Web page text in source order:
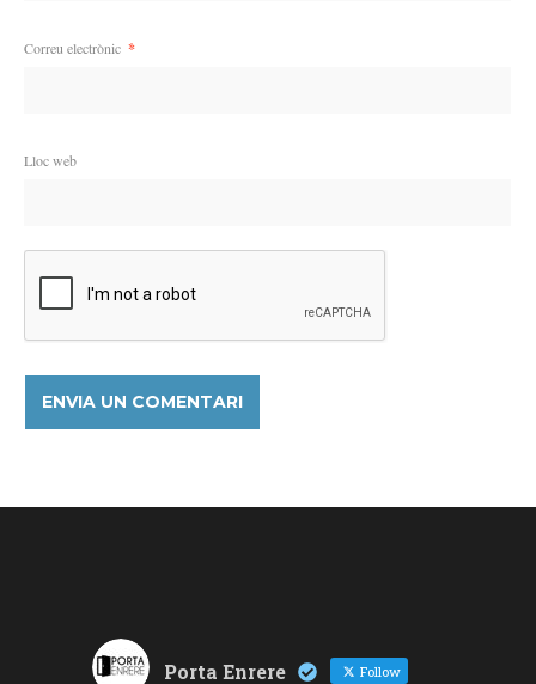
Correu electrònic *
Lloc web
Porta Enrere Follow